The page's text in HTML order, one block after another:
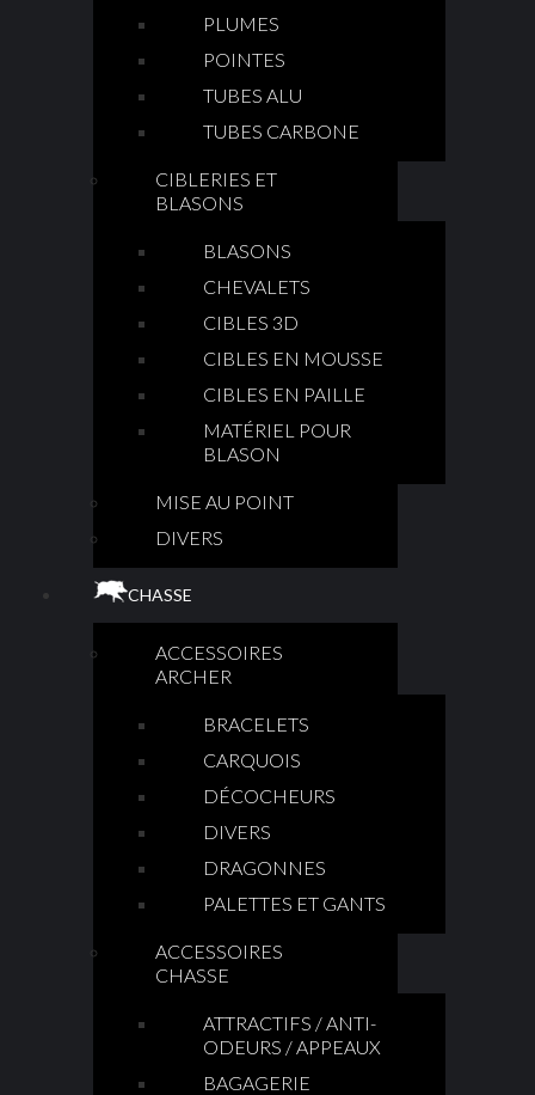
PLUMES
POINTES
TUBES ALU
TUBES CARBONE
CIBLERIES ET
BLASONS
BLASONS
CHEVALETS
CIBLES 3D
CIBLES EN MOUSSE
CIBLES EN PAILLE
MATÉRIEL POUR
BLASON
MISE AU POINT
DIVERS
CHASSE
ACCESSOIRES
ARCHER
BRACELETS
CARQUOIS
DÉCOCHEURS
DIVERS
DRAGONNES
PALETTES ET GANTS
ACCESSOIRES
CHASSE
ATTRACTIFS / ANTI-
ODEURS / APPEAUX
BAGAGERIE